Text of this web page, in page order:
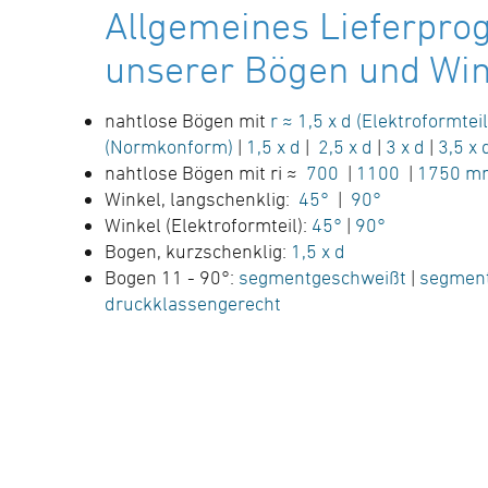
SDR-Klasse ….., Außendurchmesser d ……
(Hersteller: STAR Piping Systems
GmbH,Wesel
technische Datenblätter unter
www.star.de.com
Tel.: 0281/98414-0 oder gleichwertig)
Allgemeines
unserer Bögen und
nahtlose Bögen mit r ≈ 1,5 x d
(Normkonform) | 1,5 x d | 2,5 x d | 3 x d | 3,5 x
nahtlose Bögen mit ri ≈ 700 | 1100 | 1750
Winkel, langschenklig: 45° | 90°
Winkel (Elektroformteil): 45° | 90°
Bogen, kurzschenklig: 1,5 x d
Bogen 11 - 90°: segmentgeschweißt |
druckklassengerecht